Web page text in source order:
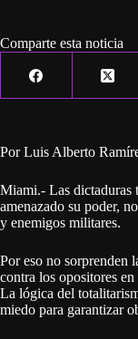
Comparte esta noticia
Por Luis Alberto
Miami.- Las dictaduras
amenazado su poder,
y enemigos militares.
Por eso no sorprenden
contra los opositores
La lógica del
miedo para garantizar